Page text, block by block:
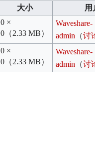
大小
用
0 ×
0 （2.33 MB）
Waveshare-
admin （讨
0 ×
0 （2.33 MB）
Waveshare-
admin （讨